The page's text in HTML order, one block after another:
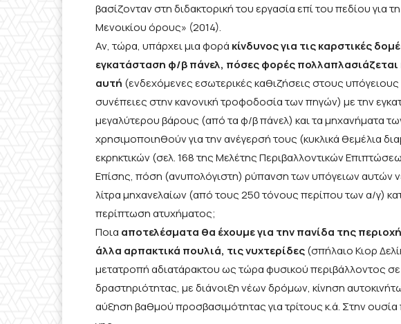
βασίζονταν στη διδακτορική του εργασία επί του πεδίου για
Μενοικίου όρους» (2014).
Αν, τώρα, υπάρχει μια φορά κίνδυνος για τις καρστικές
εγκατάσταση φ/β πάνελ, πόσες φορές πολλαπλασιάζεται
αυτή (ενδεχόμενες εσωτερικές καθιζήσεις στους
συνέπειες στην κανονική τροφοδοσία των πηγών) με την
μεγαλύτερου βάρους (από τα φ/β πάνελ) και τα μηχανήματα
χρησιμοποιηθούν για την ανέγερσή τους (κυκλικά θεμέλια
εκρηκτικών (σελ. 168 της Μελέτης Περιβαλλοντικών
Επίσης, πόση (ανυπολόγιστη) ρύπανση των υπόγειων αυτών
λίτρα μηχανελαίων (από τους 250 τόνους περίπου των α/γ)
περίπτωση ατυχήματος;
Ποια αποτελέσματα θα έχουμε για την πανίδα της
άλλα αρπακτικά πουλιά, τις νυχτερίδες(σπήλαιο Κιορ
μετατροπή αδιατάρακτου ως τώρα φυσικού περιβάλλοντος σε
δραστηριότητας, με διάνοιξη νέων δρόμων, κίνηση
αύξηση βαθμού προσβασιμότητας για τρίτους κ.ά. Στην ουσία